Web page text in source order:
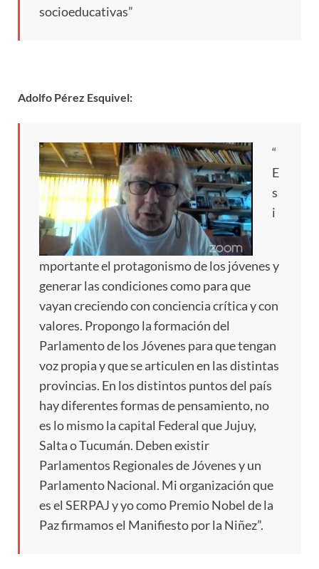
socioeducativas”
Adolfo Pérez Esquivel:
“
E
s
i
mportante el protagonismo de los jóvenes y
generar las condiciones como para que
vayan creciendo con conciencia crítica y con
valores. Propongo la formación del
Parlamento de los Jóvenes para que tengan
voz propia y que se articulen en las distintas
provincias. En los distintos puntos del país
hay diferentes formas de pensamiento, no
es lo mismo la capital Federal que Jujuy,
Salta o Tucumán. Deben existir
Parlamentos Regionales de Jóvenes y un
Parlamento Nacional. Mi organización que
es el SERPAJ y yo como Premio Nobel de la
Paz firmamos el Manifiesto por la Niñez”.